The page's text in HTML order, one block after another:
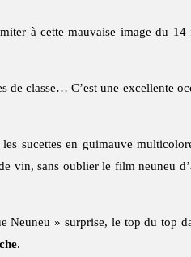
à cette mauvaise image du 14
classe… C’est une excellente
sucettes en guimauve
vin, sans oublier le film neuneu
Neuneu » surprise, le top du top
.